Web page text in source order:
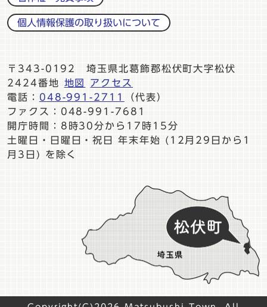
個人情報保護の取り扱いについて
〒343-0192 埼玉県北葛飾郡松伏町大字松伏
2424番地
地図
アクセス
電話： 048-991-2711
（代表）
ファクス：048-991-7681
開庁時間：8時30分から17時15分
土曜日・日曜日・祝日 年末年始 (12月29日から1
月3日) を除く